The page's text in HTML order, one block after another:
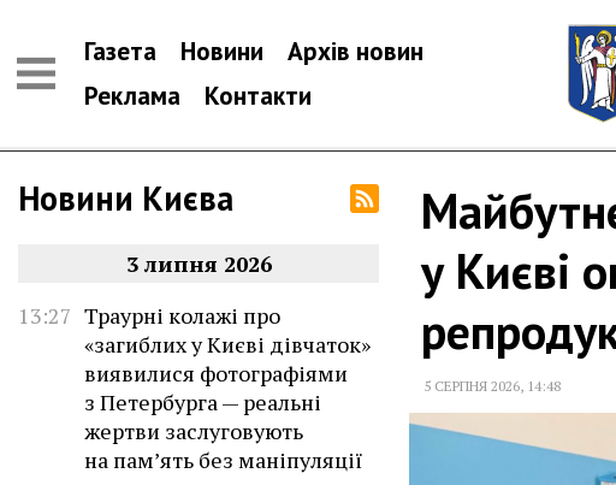
Газета Новини
Архів новин
Реклама
Контакти
Новини Києва
3 липня 2026
13:27 Траурні колажі про
«загиблих у Києві дівчаток»
виявилися фотографіями
з Петербурга — реальні
жертви заслуговують
на пам’ять без маніпуляції
у Києві
5 СЕРПНЯ 2026, 14:48